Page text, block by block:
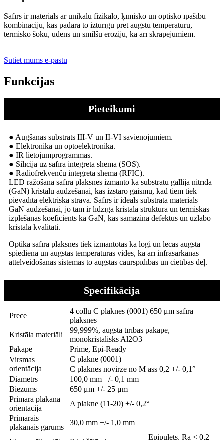
Safīrs ir materiāls ar unikālu fizikālo, ķīmisko un optisko īpašību
kombināciju, kas padara to izturīgu pret augstu temperatūru,
termisko šoku, ūdens un smilšu eroziju, kā arī skrāpējumiem.
Sūtiet mums e-pastu
Funkcijas
Pieteikumi
● Augšanas substrāts III-V un II-VI savienojumiem.
● Elektronika un optoelektronika.
● IR lietojumprogrammas.
● Silīcija uz safīra integrētā shēma (SOS).
● Radiofrekvenču integrētā shēma (RFIC).
LED ražošanā safīra plāksnes izmanto kā substrātu gallija nitrīda
(GaN) kristālu audzēšanai, kas izstaro gaismu, kad tiem tiek
pievadīta elektriskā strāva. Safīrs ir ideāls substrāta materiāls
GaN audzēšanai, jo tam ir līdzīga kristāla struktūra un termiskās
izplešanās koeficients kā GaN, kas samazina defektus un uzlabo
kristāla kvalitāti.
Optikā safīra plāksnes tiek izmantotas kā logi un lēcas augsta
spiediena un augstas temperatūras vidēs, kā arī infrasarkanās
attēlveidošanas sistēmās to augstās caurspīdības un cietības dēļ.
Specifikācija
Prece
4 collu C plaknes (0001) 650 μm safīra
plāksnes
Kristāla materiāli
99,999%, augsta tīrības pakāpe,
monokristālisks Al2O3
Pakāpe
Prime, Epi-Ready
Virsmas
orientācija
C plakne (0001)
C plaknes novirze no M ass 0,2 +/- 0,1°
Diametrs
100,0 mm +/- 0,1 mm
Biezums
650 μm +/- 25 μm
Primārā plakanā
orientācija
A plakne (11-20) +/- 0,2°
Primārais
plakanais garums
30,0 mm +/- 1,0 mm
Epipulēts, Ra < 0,2